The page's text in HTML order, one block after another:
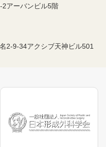
アーバンビル5階
2-9-34アクシブ天神ビル501